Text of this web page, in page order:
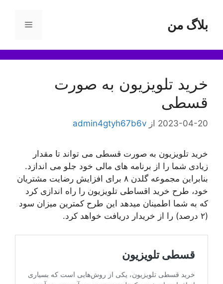
بلاگ من فهرست
خرید تلویزیون به صورت
قسطی
2023-04-20 ازadmin4gtyh67b6v
خرید تلویزیون به صورت قسطی می تواند تا مقدار
زیادی شما را از برنامه های مالی خود جلو می اندازد.
بنابراین مجموعه گلدن ۸ برای افزایش رضایت مشتریان
خود، طرح خرید اقساطی تلویزیون را راه اندازی کرد
که به شما اطمینان میدهد این طرح کمترین میزان سود